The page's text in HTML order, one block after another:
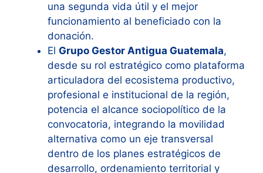
una segunda vida útil y el mejor
funcionamiento al beneficiado con la
donación.
El Grupo Gestor Antigua Guatemala,
desde su rol estratégico como plataforma
articuladora del ecosistema productivo,
profesional e institucional de la región,
potencia el alcance sociopolítico de la
convocatoria, integrando la movilidad
alternativa como un eje transversal
dentro de los planes estratégicos de
desarrollo, ordenamiento territorial y